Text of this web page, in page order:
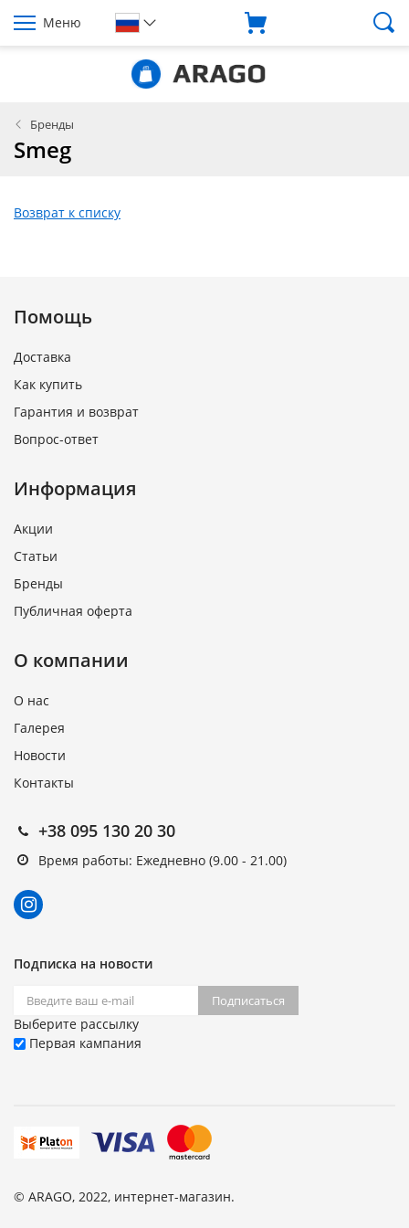
Меню
Бренды
Smeg
Возврат к списку
Помощь
Доставка
Как купить
Гарантия и возврат
Вопрос-ответ
Информация
Акции
Статьи
Бренды
Публичная оферта
О компании
О нас
Галерея
Новости
Контакты
+38 095 130 20 30
Время работы: Ежедневно (9.00 - 21.00)
Подписка на новости
Подписаться
Выберите рассылку
Первая кампания
© ARAGO, 2022, интернет-магазин.